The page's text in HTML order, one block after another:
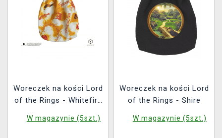
Woreczek na kości Lord
of the Rings - Whitefire
W magazynie (5szt.)
Woreczek na kości Lord
of the Rings - Shire
W magazynie (5szt.)